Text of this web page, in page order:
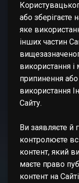
або
яке
інших частин
використання
припинення
використання
Сайту.
Ви заявляєте й
контролюєте
контент, який
маєте право
контент на